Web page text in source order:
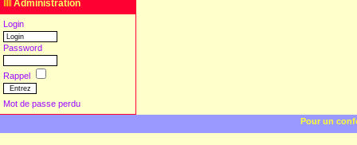
Administration
Login
Password
Rappel
Mot de passe perdu
Pour un